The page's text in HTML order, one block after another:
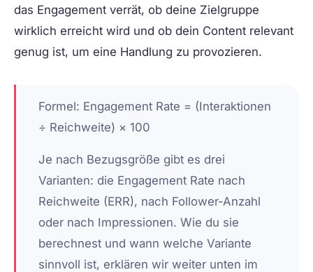
das Engagement verrät, ob deine Zielgruppe
wirklich erreicht wird und ob dein Content relevant
genug ist, um eine Handlung zu provozieren.
Formel: Engagement Rate = (Interaktionen
÷ Reichweite) × 100
Je nach Bezugsgröße gibt es drei
Varianten: die Engagement Rate nach
Reichweite (ERR), nach Follower-Anzahl
oder nach Impressionen. Wie du sie
berechnest und wann welche Variante
sinnvoll ist, erklären wir weiter unten im